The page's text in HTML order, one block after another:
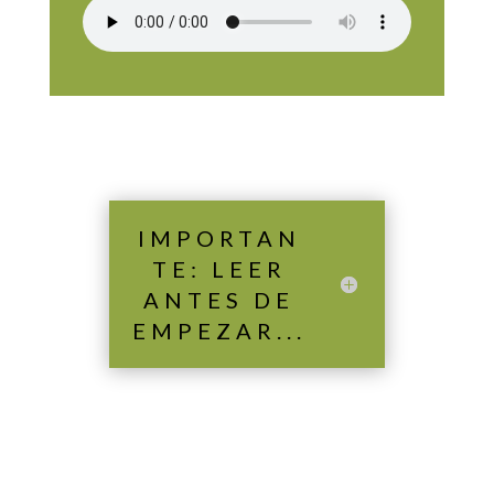
IMPORTAN
TE: LEER
ANTES DE
EMPEZAR...